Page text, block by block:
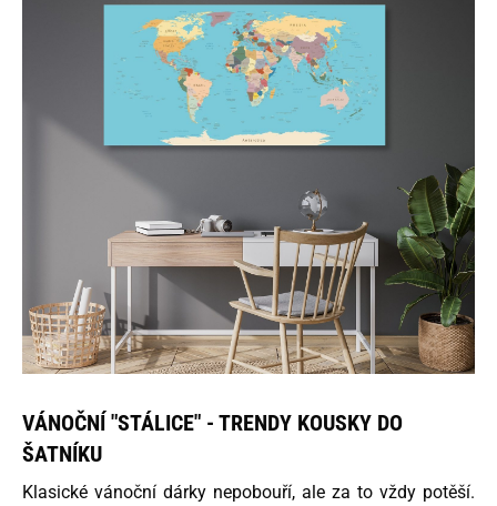
VÁNOČNÍ "STÁLICE" - TRENDY KOUSKY DO
ŠATNÍKU
Klasické vánoční dárky nepobouří, ale za to vždy potěší.